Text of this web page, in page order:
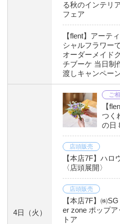
る秋のインテリ
フェア
【flent】アーテ
シャルフラワー
オーダーメイド
チブーケ 当日制
渡しキャンペー
4日 （火）
ご
【
つく
の日
店頭販売
【本店7F】ハロ
〈店頭展開〉
店頭販売
【本店7F】㈱
er zone ポップア
トア